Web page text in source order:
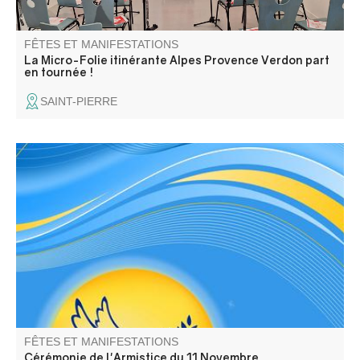
FÊTES ET MANIFESTATIONS
La Micro-Folie itinérante Alpes Provence Verdon part
en tournée !
SAINT-PIERRE
Commémoration de l'Armistice et hommage à tous les
morts pour la France
FÊTES ET MANIFESTATIONS
Cérémonie de l'Armistice du 11 Novembre